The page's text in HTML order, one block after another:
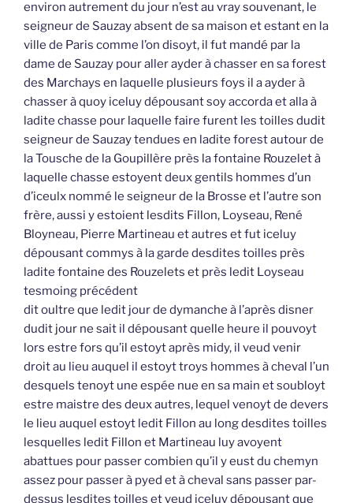
environ autrement du jour n’est au vray souvenant, le
seigneur de Sauzay absent de sa maison et estant en la
ville de Paris comme l’on disoyt, il fut mandé par la
dame de Sauzay pour aller ayder à chasser en sa forest
des Marchays en laquelle plusieurs foys il a ayder à
chasser à quoy iceluy dépousant soy accorda et alla à
ladite chasse pour laquelle faire furent les toilles dudit
seigneur de Sauzay tendues en ladite forest autour de
la Tousche de la Goupillère près la fontaine Rouzelet à
laquelle chasse estoyent deux gentils hommes d’un
d’iceulx nommé le seigneur de la Brosse et l’autre son
frère, aussi y estoient lesdits Fillon, Loyseau, René
Bloyneau, Pierre Martineau et autres et fut iceluy
dépousant commys à la garde desdites toilles près
ladite fontaine des Rouzelets et près ledit Loyseau
tesmoing précédent
dit oultre que ledit jour de dymanche à l’après disner
dudit jour ne sait il dépousant quelle heure il pouvoyt
lors estre fors qu’il estoyt après midy, il veud venir
droit au lieu auquel il estoyt troys hommes à cheval l’un
desquels tenoyt une espée nue en sa main et soubloyt
estre maistre des deux autres, lequel venoyt de devers
le lieu auquel estoyt ledit Fillon au long desdites toilles
lesquelles ledit Fillon et Martineau luy avoyent
abattues pour passer combien qu’il y eust du chemyn
assez pour passer à pyed et à cheval sans passer par-
dessus lesdites toilles et veud iceluy dépousant que